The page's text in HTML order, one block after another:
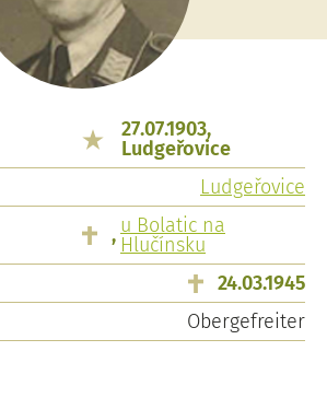
27.07.1903,
Ludgeřovice
Ludgeřovice
, u Bolatic na
Hlučínsku
24.03.1945
Obergefreiter